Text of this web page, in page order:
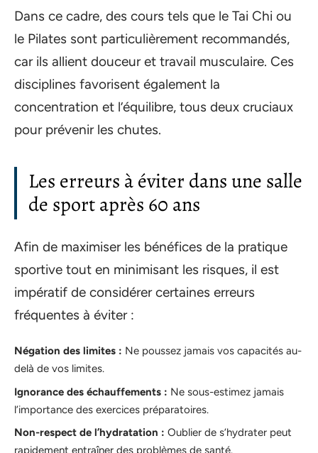
Dans ce cadre, des cours tels que le Tai Chi ou
le Pilates sont particulièrement recommandés,
car ils allient douceur et travail musculaire. Ces
disciplines favorisent également la
concentration et l’équilibre, tous deux cruciaux
pour prévenir les chutes.
Les erreurs à éviter dans une salle
de sport après 60 ans
Afin de maximiser les bénéfices de la pratique
sportive tout en minimisant les risques, il est
impératif de considérer certaines erreurs
fréquentes à éviter :
Négation des limites : Ne poussez jamais vos capacités au-
delà de vos limites.
Ignorance des échauffements : Ne sous-estimez jamais
l’importance des exercices préparatoires.
Non-respect de l’hydratation : Oublier de s’hydrater peut
rapidement entraîner des problèmes de santé.